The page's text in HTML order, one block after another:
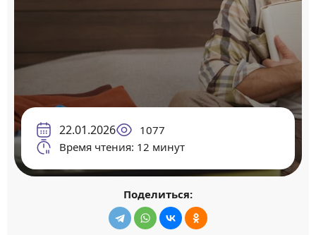
22.01.2026
1077
Время чтения: 12 минут
Поделиться: